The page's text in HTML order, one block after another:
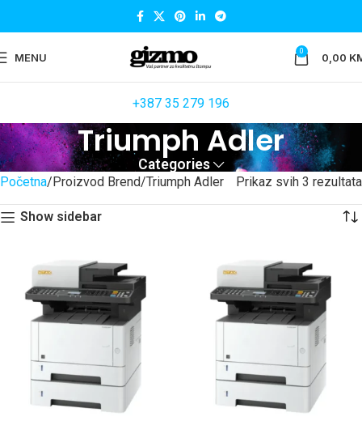
MENU 0 0,00
+387 35 279 196
Triumph Adler
Categories
Početna Proizvod Brend Triumph Adler Prikaz svih 3 rezultata
Show sidebar